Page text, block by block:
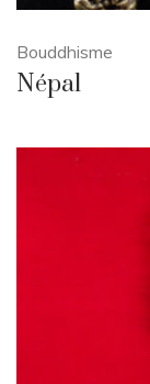
Bouddhisme
Népal